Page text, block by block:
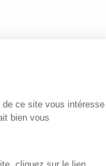
de ce site vous intéresse
bien vous
cliquez sur le lien